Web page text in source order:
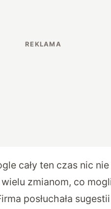
cały ten czas nic
zmianom, co
posłuchała